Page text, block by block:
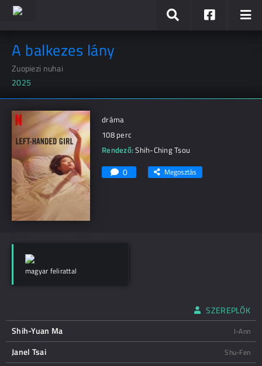
A balkezes lány
Zuopiezi nuhai
2025
dráma
108 perc
Rendező:Shih-Ching Tsou
0 Megosztás
magyar felirattal
SZEREPLŐK
Shih-Yuan Ma
I-Ann
Janel Tsai Shu-Fen